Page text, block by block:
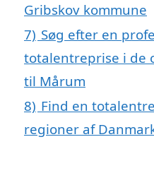
Gribskov kommune
7) Søg efter en
totalentreprise i de
til Mårum
8) Find en
regioner af